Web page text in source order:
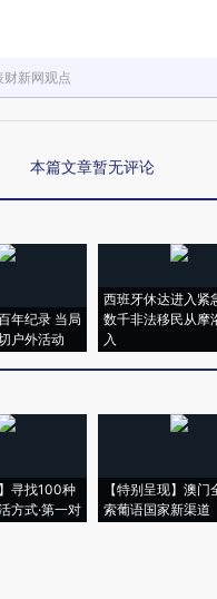
新网观点
本篇文章暂无评论
年纪录 当局
户外活动
西班牙休达进入紧
数千非法移民从摩
入
寻找100种
方式·第一对
【特别呈现】澳门
索葡语国家新渠道